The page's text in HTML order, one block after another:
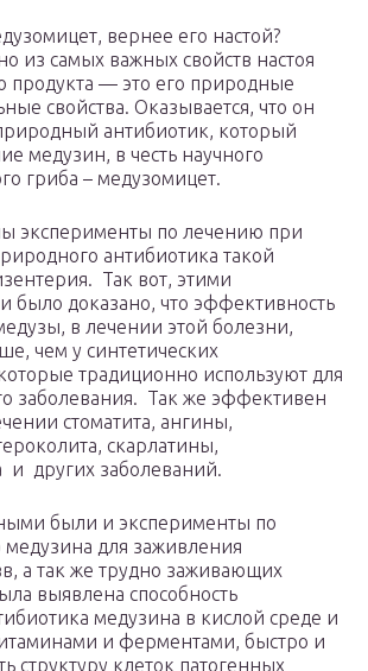
вернее его настой?
из самых важных свойств настоя
продукта — это его природные
свойства. Оказывается, что он
антибиотик, который
медузин, в честь научного
гриба – медузомицет.
эксперименты по лечению при
антибиотика такой
Так вот, этими
было доказано, что эффективность
в лечении этой болезни,
чем у синтетических
традиционно используют для
заболевания. Так же эффективен
стоматита, ангины,
скарлатины,
и других заболеваний.
были и эксперименты по
для заживления
а так же трудно заживающих
выявлена способность
медузина в кислой среде и
и ферментами, быстро и
структуру клеток патогенных